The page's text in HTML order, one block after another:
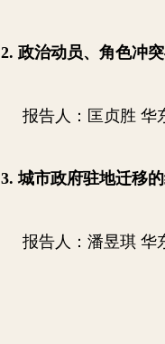
2. 政治动员、角色冲
报告人：匡贞胜 华
3.城市政府驻地迁移
报告人：潘昱琪 华